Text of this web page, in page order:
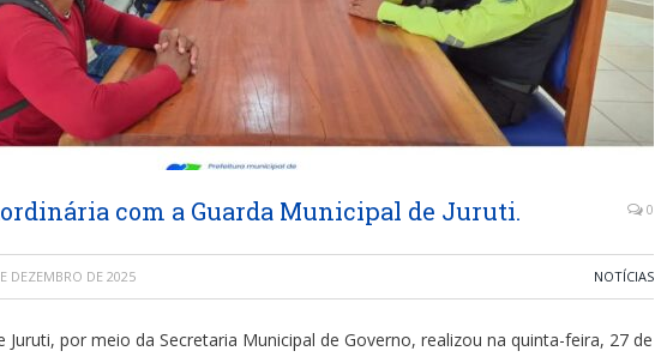
com a Guarda Municipal de Juruti. 0
DEZEMBRO DE 2025 NOTÍCIAS
Juruti, por meio da Secretaria Municipal de Governo, realizou na quinta-feira, 27 de